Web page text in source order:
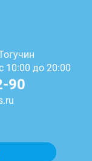
10:00 до 20:00
90